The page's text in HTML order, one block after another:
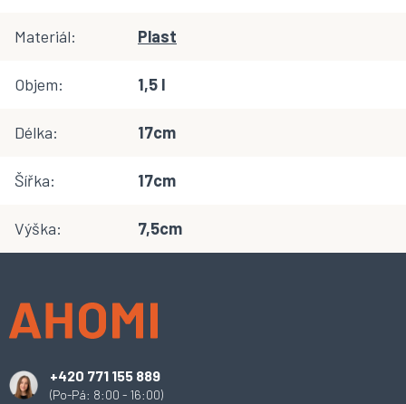
Materiál: Plast
Objem: 1,5 l
Délka: 17cm
Šířka: 17cm
Výška: 7,5cm
+420 771 155 889
(Po-Pá: 8:00 - 16:00)